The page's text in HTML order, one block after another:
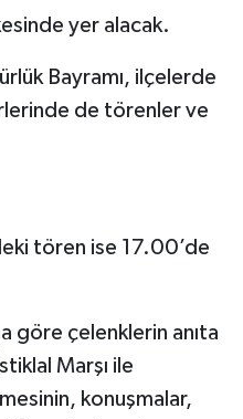
yer alacak.
Bayramı, ilçelerde
de törenler ve
tören ise 17.00’de
göre çelenklerin anıta
Marşı ile
konuşmalar,